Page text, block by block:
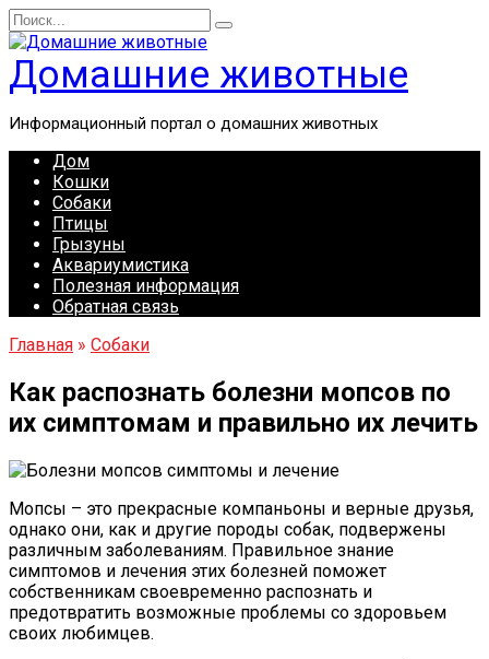
Перейти
к
содержанию
Search
for:
Домашние животные
Информационный портал о домашних животных
Дом
Кошки
Собаки
Птицы
Грызуны
Аквариумистика
Полезная информация
Обратная связь
Главная » Собаки
Как распознать болезни мопсов по
их симптомам и правильно их лечить
Мопсы – это прекрасные компаньоны и верные друзья,
однако они, как и другие породы собак, подвержены
различным заболеваниям. Правильное знание
симптомов и лечения этих болезней поможет
собственникам своевременно распознать и
предотвратить возможные проблемы со здоровьем
своих любимцев.